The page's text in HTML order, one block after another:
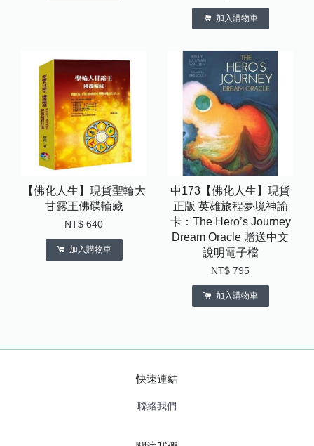
加入購物車
【佛化人生】現貨聖輪大
甘露王佛碟輪藏
NT$ 640
加入購物車
中173【佛化人生】現貨
正版 英雄旅程夢境神諭
卡：The Hero’s Journey
Dream Oracle 贈送中文
說明電子檔
NT$ 795
加入購物車
快速連結
聯絡我們